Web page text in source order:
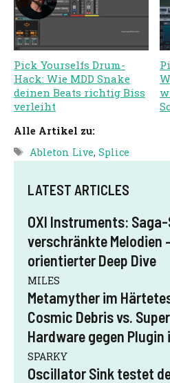
Pick Yourselfs Drum-
Hack: Wie MDD Snake
deinen Beats richtig Biss
verleiht
Alle Artikel zu:
Schlagwörter
Ableton Live,Splice
LATEST ARTICLES
OXI Instruments:
verschränkte Melodien
orientierter Deep Dive
MILES
Metamyther im
Cosmic Debris vs.
Hardware gegen
SPARKY
Oscillator Sink testet